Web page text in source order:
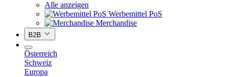
Alle anzeigen
Werbemittel PoS
Merchandise
B2B
Österreich
Schweiz
Europa